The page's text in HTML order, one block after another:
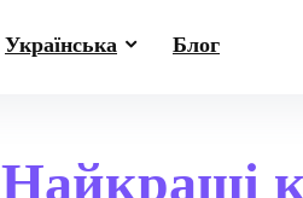
Українська Блог
Найкращі